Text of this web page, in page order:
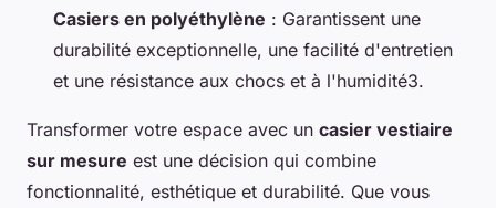
Casiers en polyéthylène : Garantissent une
durabilité exceptionnelle, une facilité d'entretien
et une résistance aux chocs et à l'humidité3.
Transformer votre espace avec un casier vestiaire
sur mesure est une décision qui combine
fonctionnalité, esthétique et durabilité. Que vous